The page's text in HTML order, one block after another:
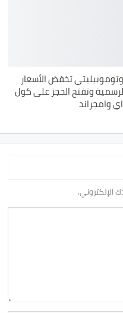
تخفض الأسعار
وتفتح الحجز على كول
وامجراند
الإلكتروني.